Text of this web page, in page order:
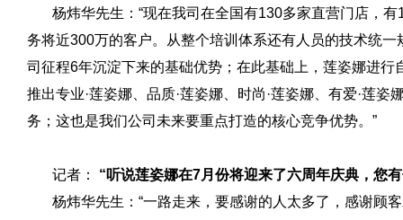
杨炜华先生：“现在我司在全国有130多家直营门店，有
务将近300万的客户。从整个培训体系还有人员的技术统
司征程6年沉淀下来的基础优势；在此基础上，莲姿娜进
推出专业·莲姿娜、品质·莲姿娜、时尚·莲姿娜、有爱·莲
务；这也是我们公司未来要重点打造的核心竞争优势。”
记者：
“听说莲姿娜在7月份将迎来了六周年庆典，您
杨炜华先生：“一路走来，要感谢的人太多了，感谢顾